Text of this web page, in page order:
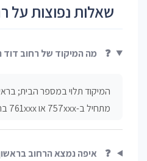
שאלות נפוצות על
❓ מה המיקוד של רחוב דוד
המיקוד תלוי במספר הבית;
מתחיל ב-757xxx או 761xxx בהתאם לאזור.
❓ איפה נמצא הרחוב בראשון